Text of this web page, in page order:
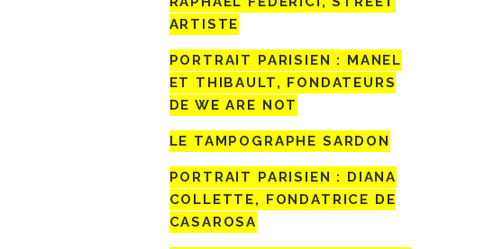
ARTISTE
PORTRAIT PARISIEN : MANEL
ET THIBAULT, FONDATEURS
DE WE ARE NOT
LE TAMPOGRAPHE SARDON
PORTRAIT PARISIEN : DIANA
COLLETTE, FONDATRICE DE
CASAROSA